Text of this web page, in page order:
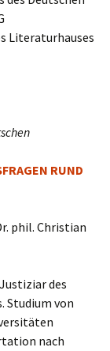
Literaturhauses
RUND
phil. Christian
des
Studium von
nach